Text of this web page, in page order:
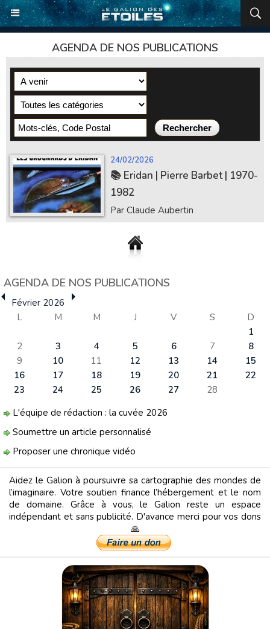
AGENDA DE NOS PUBLICATIONS
24/02/2026
📚 Eridan | Pierre Barbet | 1970-
1982
Par Claude Aubertin
AGENDA DE NOS PUBLICATIONS
Février 2026
L
M M J V S
D
1
2
3 4 5 6 7
8
9
10 11 12 13 14
15
16
17 18 19 20 21
22
23
24 25 26 27
28
L'équipe de rédaction : la cuvée 2026
Soumettre un article personnalisé
Proposer une chronique vidéo
Aidez le Galion à poursuivre sa cartographie des mondes de
l’imaginaire. Votre soutien finance l’hébergement et le nom
de domaine. Grâce à vous, le Galion reste un espace
indépendant et sans publicité. D'avance merci pour vos dons
🙏